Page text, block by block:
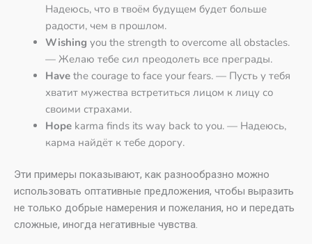
Надеюсь, что в твоём будущем будет больше
радости, чем в прошлом.
Wishing you the strength to overcome all obstacles.
— Желаю тебе сил преодолеть все преграды.
Have the courage to face your fears. — Пусть у тебя
хватит мужества встретиться лицом к лицу со
своими страхами.
Hope karma finds its way back to you. — Надеюсь,
карма найдёт к тебе дорогу.
Эти примеры показывают, как разнообразно можно
использовать оптативные предложения, чтобы выразить
не только добрые намерения и пожелания, но и передать
сложные, иногда негативные чувства.